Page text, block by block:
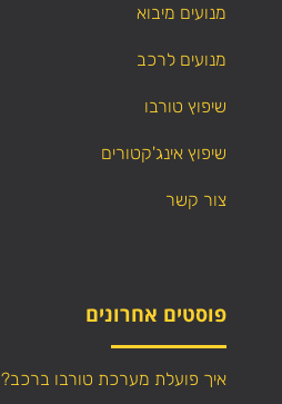
מנועים מיבוא
מנועים לרכב
שיפוץ טורבו
שיפוץ אינג'קטורים
צור קשר
פוסטים אחרונים
איך פועלת מערכת טורבו ברכב?